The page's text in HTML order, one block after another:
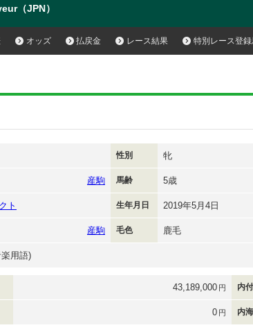
（JPN）
オッズ 払戻金 レース結果 特別レース登録
性別 牝
産駒 馬齢 5歳
ト 生年月日 2019年5月4日
産駒 毛色 鹿毛
用語)
43,189,000 円 内
0 円 内